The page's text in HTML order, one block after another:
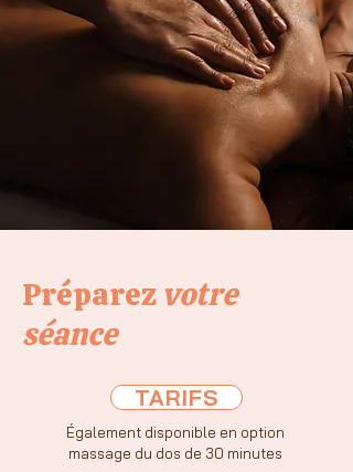
Préparezvotre
séance
TARIFS
Également disponible en option
massage du dos de 30 minutes